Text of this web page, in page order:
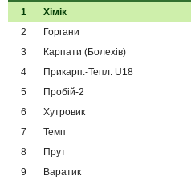
1
Хімік
2
Горгани
3
Карпати (Болехів)
4
Прикарп.-Тепл. U18
5
Пробій-2
6
Хутровик
7
Темп
8
Прут
9
Варатик